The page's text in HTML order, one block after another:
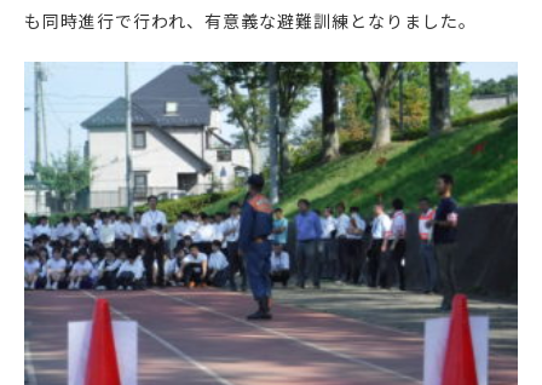
も同時進行で行われ、有意義な避難訓練となりました。